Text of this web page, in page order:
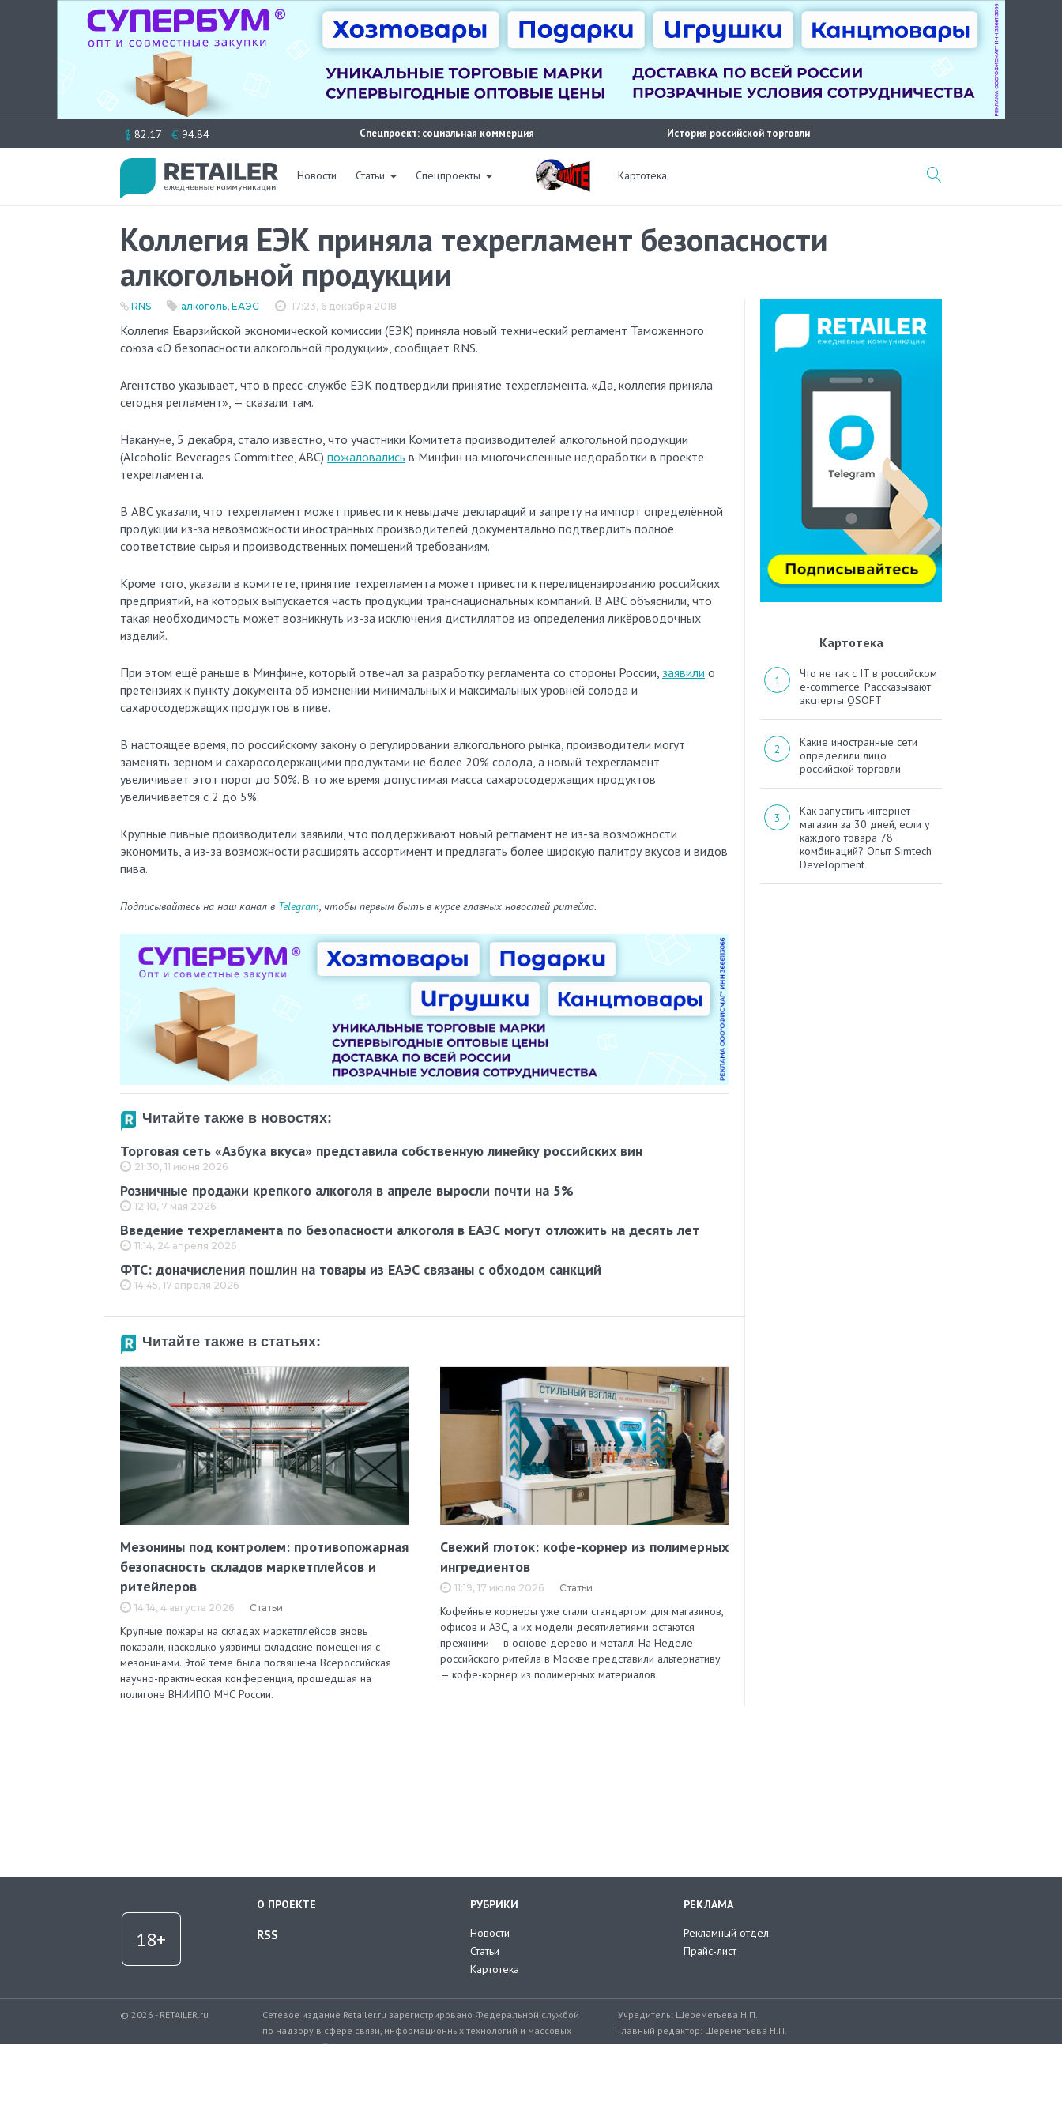
к
$ 82.17 € 94.84 Спецпроект: социальная коммерция История российской торговли
Новости Статьи Спецпроекты Картотека
Коллегия ЕЭК приняла техрегламент безопасности
алкогольной продукции
17:23, 6 декабря 2018
RNS алкоголь, ЕАЭС
Коллегия Еварзийской экономической комиссии (ЕЭК) приняла новый технический регламент Таможенного
союза «О безопасности алкогольной продукции», сообщает RNS.
Агентство указывает, что в пресс-службе ЕЭК подтвердили принятие техрегламента. «Да, коллегия приняла
сегодня регламент», — сказали там.
Накануне, 5 декабря, стало известно, что участники Комитета производителей алкогольной продукции
(Alcoholic Beverages Committee, ABC) пожаловались в Минфин на многочисленные недоработки в проекте
техрегламента.
В ABC указали, что техрегламент может привести к невыдаче деклараций и запрету на импорт определённой
продукции из-за невозможности иностранных производителей документально подтвердить полное
соответствие сырья и производственных помещений требованиям.
Кроме того, указали в комитете, принятие техрегламента может привести к перелицензированию российских
предприятий, на которых выпускается часть продукции транснациональных компаний. В ABC объяснили, что
такая необходимость может возникнуть из-за исключения дистиллятов из определения ликёроводочных
изделий.
При этом ещё раньше в Минфине, который отвечал за разработку регламента со стороны России, заявили о
претензиях к пункту документа об изменении минимальных и максимальных уровней солода и
сахаросодержащих продуктов в пиве.
В настоящее время, по российскому закону о регулировании алкогольного рынка, производители могут
заменять зерном и сахаросодержащими продуктами не более 20% солода, а новый техрегламент
увеличивает этот порог до 50%. В то же время допустимая масса сахаросодержащих продуктов
увеличивается с 2 до 5%.
Крупные пивные производители заявили, что поддерживают новый регламент не из-за возможности
экономить, а из-за возможности расширять ассортимент и предлагать более широкую палитру вкусов и видов
пива.
Подписывайтесь на наш канал в Telegram, чтобы первым быть в курсе главных новостей ритейла.
Читайте также в новостях:
Торговая сеть «Азбука вкуса» представила собственную линейку российских вин
21:30, 11 июня 2026
Розничные продажи крепкого алкоголя в апреле выросли почти на 5%
12:10, 7 мая 2026
Введение техрегламента по безопасности алкоголя в ЕАЭС могут отложить на десять лет
11:14, 24 апреля 2026
ФТС: доначисления пошлин на товары из ЕАЭС связаны с обходом санкций
14:45, 17 апреля 2026
Читайте также в статьях:
Мезонины под контролем: противопожарная
безопасность складов маркетплейсов и
ритейлеров
14:14, 4 августа 2026 Статьи
Крупные пожары на складах маркетплейсов вновь
показали, насколько уязвимы складские помещения с
мезонинами. Этой теме была посвящена Всероссийская
научно-практическая конференция, прошедшая на
полигоне ВНИИПО МЧС России.
Свежий глоток: кофе-корнер из полимерных
ингредиентов
11:19, 17 июля 2026 Статьи
Кофейные корнеры уже стали стандартом для магазинов,
офисов и АЗС, а их модели десятилетиями остаются
прежними — в основе дерево и металл. На Неделе
российского ритейла в Москве представили альтернативу
— кофе-корнер из полимерных материалов.
Картотека
Что не так с IT в российском
e-commerce. Рассказывают
эксперты QSOFT
Какие иностранные сети
определили лицо
российской торговли
Как запустить интернет-
магазин за 30 дней, если у
каждого товара 78
комбинаций? Опыт Simtech
Development
О ПРОЕКТЕ
RSS
РУБРИКИ
Новости
Статьи
Картотека
РЕКЛАМА
Рекламный отдел
Прайс-лист
© 2026 - RETAILER.ru
Сетевое издание Retailer.ru зарегистрировано Федеральной службой
по надзору в сфере связи, информационных технологий и массовых
коммуникаций.
Учредитель: Шереметьева Н.П.
Главный редактор: Шереметьева Н.П.